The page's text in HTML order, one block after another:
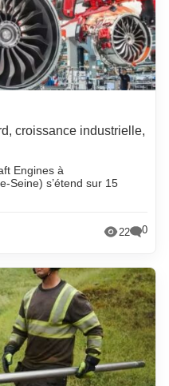
croissance industrielle,
Engines à
Seine) s’étend sur 15
22 0